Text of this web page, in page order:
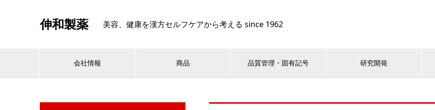
伸和製薬 美容、健康を漢方セルフケアから考える since 1962
会社情報 商品 品質管理・固有記号 研究開発